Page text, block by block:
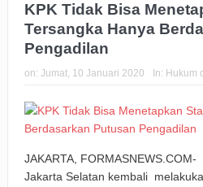
KPK Tidak Bisa
Tersangka Hanya
Pengadilan
on: Jumat, 10 Januari 2020 In: Hukum
JAKARTA,
Jakarta Selatan kembali